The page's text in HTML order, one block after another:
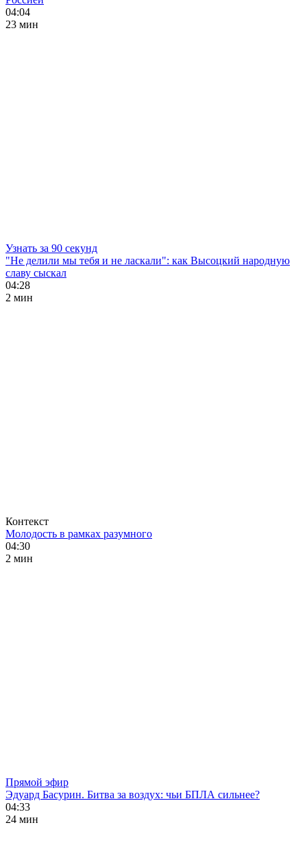
04:04
23 мин
Узнать за 90 секунд
"Не делили мы тебя и не ласкали": как Высоцкий народную
славу сыскал
04:28
2 мин
Контекст
Молодость в рамках разумного
04:30
2 мин
Прямой эфир
Эдуард Басурин. Битва за воздух: чьи БПЛА сильнее?
04:33
24 мин